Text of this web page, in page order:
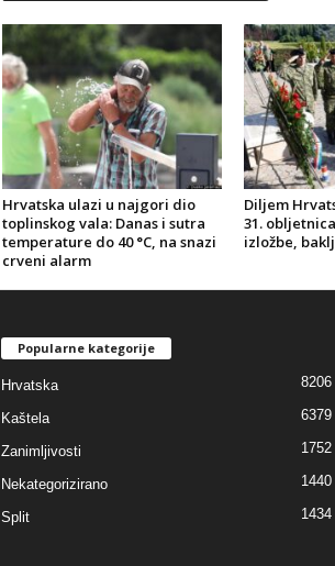
Hrvatska ulazi u najgori dio
toplinskog vala: Danas i sutra
temperature do 40 °C, na snazi
crveni alarm
Diljem
31.
izložbe,
Popularne kategorije
Hrvatska 8206
Kaštela 6379
Zanimljivosti 1752
Nekategorizirano 1440
Split 1434